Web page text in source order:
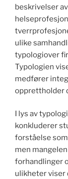
beskrivelser
ulike
typologiover
Typologien
medfører
opprettholder
I lys av
konkluderer
forståelse
men
forhandlinger
ulikheter viser